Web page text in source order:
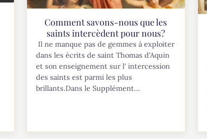
Comment savons-nous que les
saints intercèdent pour nous?
Il ne manque pas de gemmes à exploiter
dans les écrits de saint Thomas d'Aquin
et son enseignement sur l' intercession
des saints est parmi les plus
brillants.Dans le Supplément...